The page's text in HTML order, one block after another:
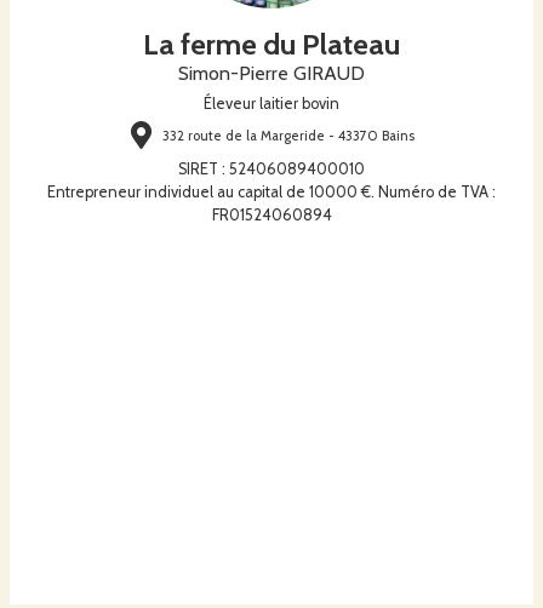
La ferme du Plateau
Simon-Pierre GIRAUD
Éleveur laitier bovin
332 route de la Margeride - 43370 Bains
SIRET : 52406089400010
Entrepreneur individuel au capital de 10000 €. Numéro de TVA :
FR01524060894